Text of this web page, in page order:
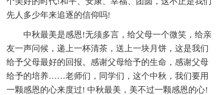
先人多少年来追逐的信仰吗!
中秋最美是感恩!无须多言，给父母一个微笑，给亲
友一声问候，递上一杯清茶，送上一块月饼，这是我们
给予父母最好的回报。感谢父母给予的生命，感谢父母
给予的培养……老师们，同学们，这个中秋，我们要用
一颗感恩的心来度过! 中秋最美，美不过一颗感恩的心!